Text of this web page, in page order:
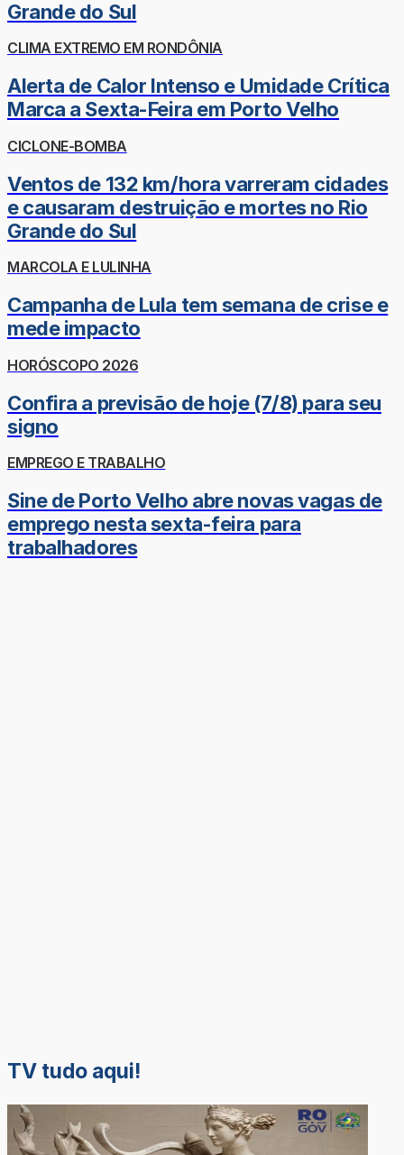
Grande do Sul
CLIMA EXTREMO EM RONDÔNIA
Alerta de Calor Intenso e Umidade Crítica
Marca a Sexta-Feira em Porto Velho
CICLONE-BOMBA
Ventos de 132 km/hora varreram cidades
e causaram destruição e mortes no Rio
Grande do Sul
MARCOLA E LULINHA
Campanha de Lula tem semana de crise e
mede impacto
HORÓSCOPO 2026
Confira a previsão de hoje (7/8) para seu
signo
EMPREGO E TRABALHO
Sine de Porto Velho abre novas vagas de
emprego nesta sexta-feira para
trabalhadores
TV tudo aqui!